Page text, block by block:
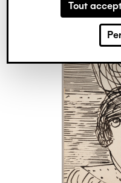
Tout